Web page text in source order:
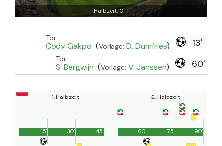
Halbzeit: 0-1
13'
Tor
Cody Gakpo (Vorlage: D. Dumfries)
60'
Tor
S. Bergwijn (Vorlage: V. Janssen)
1. Halbzeit
45'
15' 30'
2. Halbzeit
90'
60' 75'